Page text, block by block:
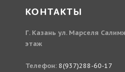
КОНТАКТЫ
Г. Казань ул. Марселя
этаж
Телефон: 8(937)288-60-17